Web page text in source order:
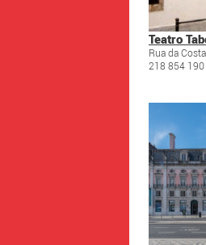
Teatro
Rua da
218 854 190